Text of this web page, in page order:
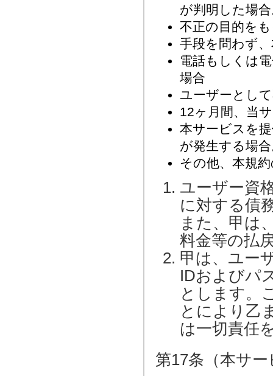
が判明した場
不正の目的を
手段を問わず
電話もしくは
場合
ユーザーとし
12ヶ月間、当
本サービスを
が発生する場
その他、本規
ユーザー資
に対する債
また、甲は
料金等の払
甲は、ユー
IDおよびパ
とします。
とにより乙
は一切責任
第17条（本サ